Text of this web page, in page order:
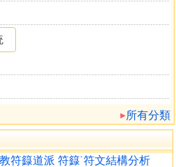
所有分類
符籙道派 符籙˙符文結構分析